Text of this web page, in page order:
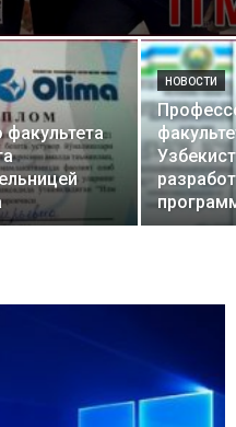
НОВОСТИ